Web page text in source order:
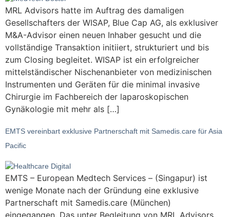
MRL Advisors hatte im Auftrag des damaligen
Gesellschafters der WISAP, Blue Cap AG, als exklusiver
M&A-Advisor einen neuen Inhaber gesucht und die
vollständige Transaktion initiiert, strukturiert und bis
zum Closing begleitet. WISAP ist ein erfolgreicher
mittelständischer Nischenanbieter von medizinischen
Instrumenten und Geräten für die minimal invasive
Chirurgie im Fachbereich der laparoskopischen
Gynäkologie mit mehr als […]
EMTS vereinbart exklusive Partnerschaft mit Samedis.care für Asia
Pacific
EMTS – European Medtech Services – (Singapur) ist
wenige Monate nach der Gründung eine exklusive
Partnerschaft mit Samedis.care (München)
eingegangen. Das unter Begleitung von MRL Advisors